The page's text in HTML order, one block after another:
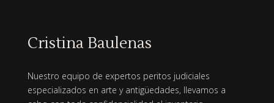
Cristina Baulenas
Nuestro equipo de expertos peritos judiciales
especializados en arte y antigüedades, llevamos a